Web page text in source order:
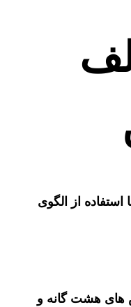
از الگوی
های هشت گانه و